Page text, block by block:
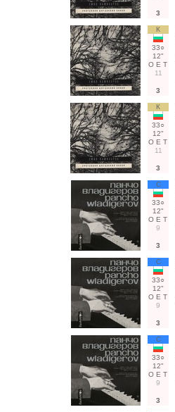
3
К
33○
12"
О Е Т
11
3
К
33○
12"
О Е Т
11
3
С
33○
12"
О Е Т
9
3
С
33○
12"
О Е Т
9
3
С
33○
12"
О Е Т
9
3